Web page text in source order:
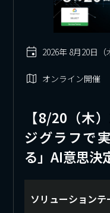
2026年 8月20日（
オンライン開催
【8/20（木
ジグラフで
る」AI意思決
ソリューションテ